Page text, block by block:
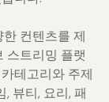
컨텐츠를 제
스트리밍 플랫
테고리와 주제
뷰티, 요리, 패